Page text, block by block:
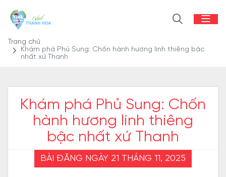
Trang chủ
Khám phá Phủ Sung: Chốn hành hương linh thiêng bậc
nhất xứ Thanh
Khám phá Phủ Sung: Chốn
hành hương linh thiêng
bậc nhất xứ Thanh
BÀI ĐĂNG NGÀY 21 THÁNG 11, 2025